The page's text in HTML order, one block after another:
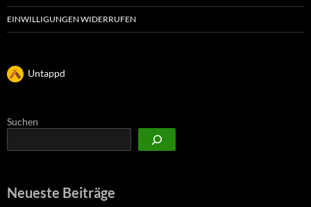
EINWILLIGUNGEN WIDERRUFEN
Untappd
Suchen
Neueste Beiträge